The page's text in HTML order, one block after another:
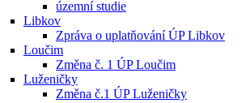
územní studie
Libkov
Zpráva o uplatňování ÚP Libkov
Loučim
Změna č. 1 ÚP Loučim
Luženičky
Změna č.1 ÚP Luženičky